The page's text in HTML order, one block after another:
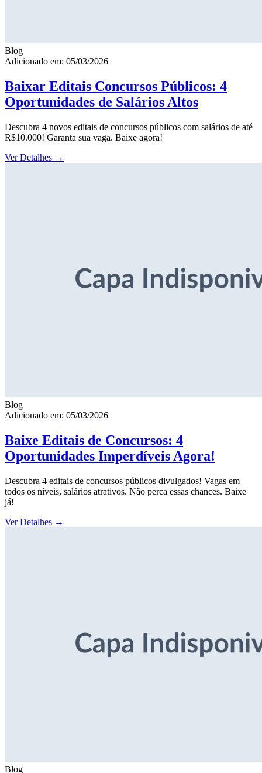
Blog
Adicionado em: 05/03/2026
Baixar Editais Concursos Públicos: 4
Oportunidades de Salários Altos
Descubra 4 novos editais de concursos públicos com salários de até
R$10.000! Garanta sua vaga. Baixe agora!
Ver Detalhes →
Blog
Adicionado em: 05/03/2026
Baixe Editais de Concursos: 4
Oportunidades Imperdíveis Agora!
Descubra 4 editais de concursos públicos divulgados! Vagas em
todos os níveis, salários atrativos. Não perca essas chances. Baixe
já!
Ver Detalhes →
Blog